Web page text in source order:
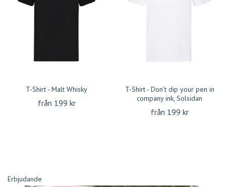
T-Shirt - Malt Whisky
från 199 kr
T-Shirt - Don't dip your pen in
company ink, Solsidan
från 199 kr
Erbjudande